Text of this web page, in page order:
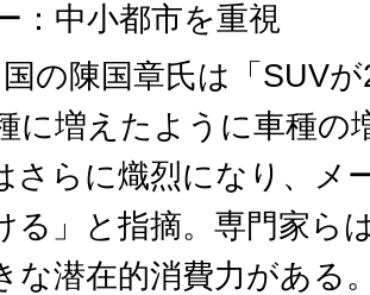
：中小都市を重視
の陳国章氏は「SUV
に増えたように車種の
さらに熾烈になり、メ
る」と指摘。専門家ら
な潜在的消費力がある